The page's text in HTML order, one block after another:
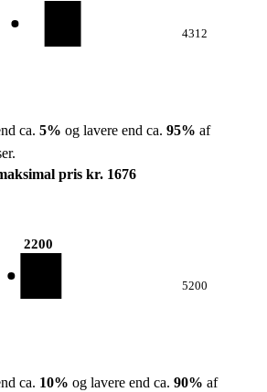
4312
ca. 5% og lavere end ca. 95% af
pris kr. 1676
2200
5200
ca. 10% og lavere end ca. 90% af